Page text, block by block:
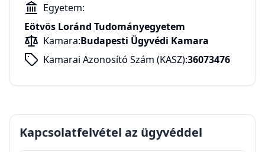
Egyetem:
Eötvös Loránd Tudományegyetem
Kamara:Budapesti Ügyvédi Kamara
Kamarai Azonosító Szám (KASZ):36073476
Kapcsolatfelvétel az ügyvéddel